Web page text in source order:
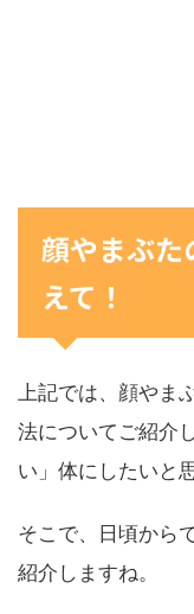
顔やまぶた
えて！
上記では、顔やま
法についてご紹介
い」体にしたいと
そこで、日頃から
紹介しますね。